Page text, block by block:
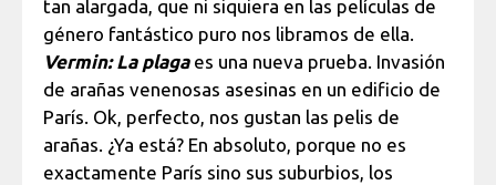
tan alargada, que ni siquiera en las películas de
género fantástico puro nos libramos de ella.
Vermin: La plagaes una nueva prueba. Invasión
de arañas venenosas asesinas en un edificio de
París. Ok, perfecto, nos gustan las pelis de
arañas. ¿Ya está? En absoluto, porque no es
exactamente París sino sus suburbios, los